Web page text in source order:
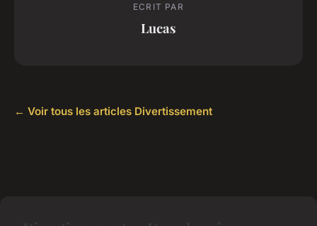
ECRIT PAR
Lucas
← Voir tous les articles Divertissement